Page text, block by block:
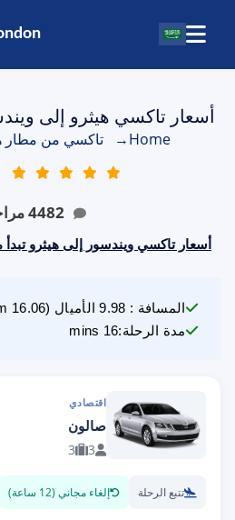
أسعار تاكسي هيثرو إلى ويندسور
Home
→ تاكسي من مطار
4482
أسعار تاكسي ويندسور إلى هيثرو تبدأ من £32.00 جنيهًا
المسافة :
9.98 الأميال (
16.06
مدة الرحلة:
16 mins
اقتصادي
صالون
3
3
تتبع الرحلة إلغاء مجاني (12 ساعة)